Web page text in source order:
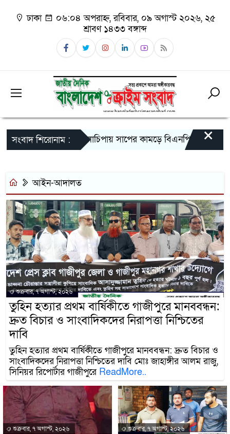
ঢাকা
০৬:০৪ অপরাহ্ন, রবিবার, ০৯ অগাস্ট ২০২৬, ২৫
শ্রাবণ ১৪৩৩ বঙ্গাব্দ
সংবাদ শিরোনাম :গলাচিপায় সাপের কামড়ে বিএনপি নেতার মৃত্যু:
×
আইন-আদালত
শুক্রবার, ৭ অগাস্ট, ২০২৬
তুহিন হত্যার প্রথম বার্ষিকীতে গাজীপুরে মানববন্ধন:
দ্রুত বিচার ও সাংবাদিকদের নিরাপত্তা নিশ্চিতের
দাবি
তুহিন হত্যার প্রথম বার্ষিকীতে গাজীপুরে মানববন্ধন: দ্রুত বিচার ও
সাংবাদিকদের নিরাপত্তা নিশ্চিতের দাবি মোঃ জাহাঙ্গীর আলম রাজু,
সিনিয়র রিপোর্টার গাজীপুরে ReadMore..
শুক্রবার, ৭ অগাস্ট, ২০২৬ শুক্রবার, ৭ অগাস্ট, ২০২৬